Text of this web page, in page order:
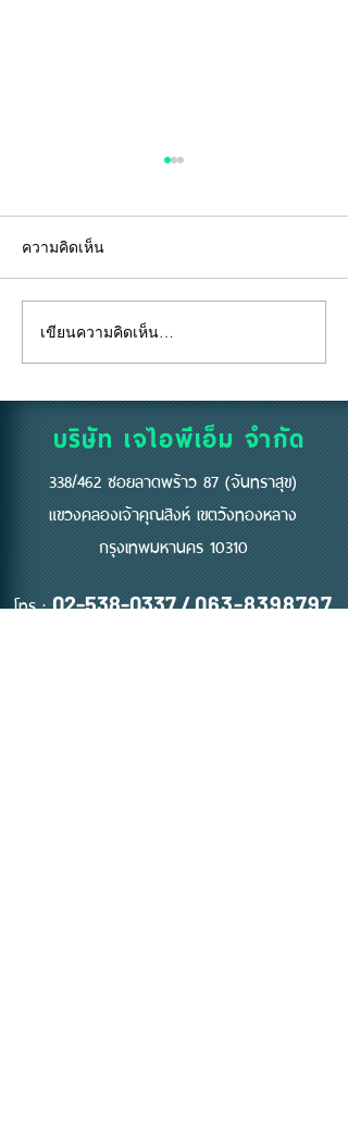
"คีย์การ์ด" ไม่ใช่แค่แผ่น
พลาสติก... แต่คือ "ด่าน
แรก" ของความปลอดภัย
ความคิดเห็น
เขียนความคิดเห็น…
บริษัท เจไอพีเอ็ม จำกัด
338/462 ซอยลาดพร้าว 87 (จันทราสุข)
แขวงคลองเจ้าคุณสิงห์ เขตวังทองหลาง
กรุงเทพมหานคร 10310
โทร :02-538-0337/063-8398797